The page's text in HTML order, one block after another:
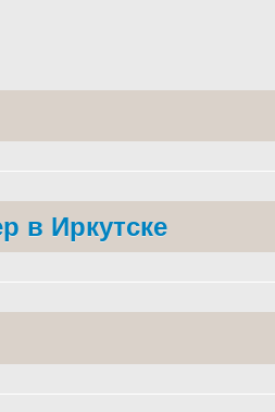
в Иркутске